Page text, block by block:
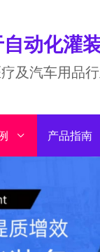
动化灌
及汽车用品
产品指南